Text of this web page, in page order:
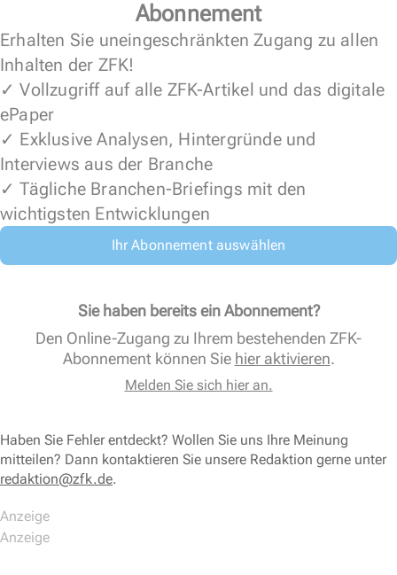
Abonnement
Erhalten Sie uneingeschränkten Zugang zu allen
Inhalten der ZFK!
✓ Vollzugriff auf alle ZFK-Artikel und das digitale
ePaper
✓ Exklusive Analysen, Hintergründe und
Interviews aus der Branche
✓ Tägliche Branchen-Briefings mit den
wichtigsten Entwicklungen
Ihr Abonnement auswählen
Sie haben bereits ein Abonnement?
Den Online-Zugang zu Ihrem bestehenden ZFK-
Abonnement können Sie hier aktivieren.
Melden Sie sich hier an.
Haben Sie Fehler entdeckt? Wollen Sie uns Ihre Meinung
mitteilen? Dann kontaktieren Sie unsere Redaktion gerne unter
redaktion@zfk.de.